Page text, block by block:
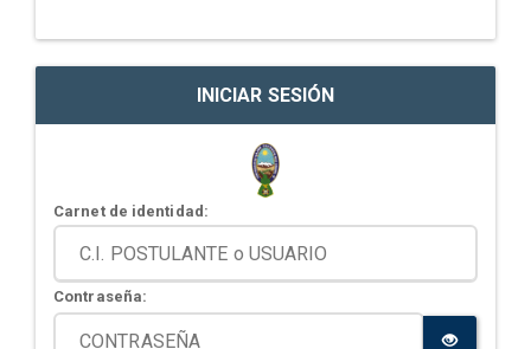
INICIAR SESIÓN
Carnet de identidad:
Contraseña: